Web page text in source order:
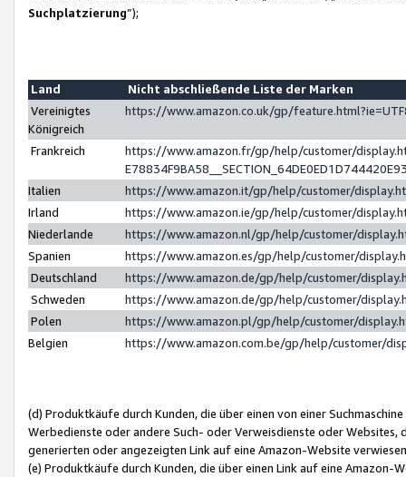
Suchplatzierung”);
Land
Nicht abschließende Liste der Marken
Vereinigtes
Königreich
https://www.amazon.co.uk/gp/
Frankreich
https://www.amazon.fr/gp/help/customer/
Italien
https://www.amazon.it/gp/help/customer/
Irland
https://www.amazon.ie/gp/help/customer/
Niederlande
https://www.amazon.nl/gp/help/customer/
Spanien
https://www.amazon.es/gp/help/customer/
Deutschland
https://www.amazon.de/gp/help/customer/
Schweden
https://www.amazon.de/gp/help/customer/
Polen
https://www.amazon.pl/gp/help/customer/
Belgien
https://www.amazon.com.be/gp/help/customer/
(d) Produktkäufe durch Kunden, die über einen von einer
Werbedienste oder andere Such- oder Verweisdienste oder Websites,
generierten oder angezeigten Link auf eine Amazon-Website
(e) Produktkäufe durch Kunden, die über einen Link auf eine